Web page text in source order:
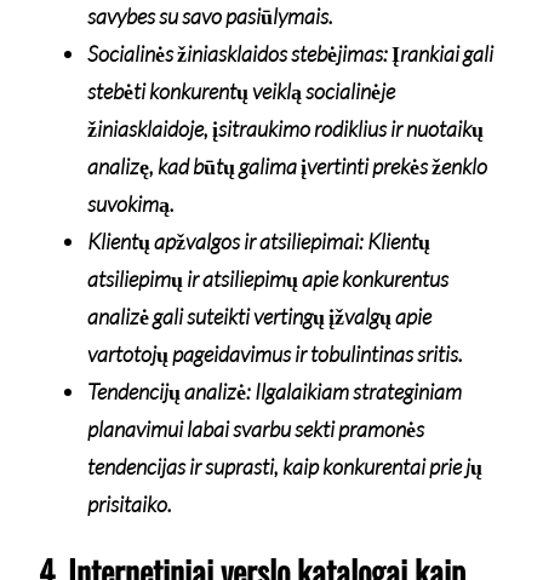
savybes su savo pasiūlymais.
Socialinės žiniasklaidos stebėjimas: Įrankiai gali
stebėti konkurentų veiklą socialinėje
žiniasklaidoje, įsitraukimo rodiklius ir nuotaikų
analizę, kad būtų galima įvertinti prekės ženklo
suvokimą.
Klientų apžvalgos ir atsiliepimai: Klientų
atsiliepimų ir atsiliepimų apie konkurentus
analizė gali suteikti vertingų įžvalgų apie
vartotojų pageidavimus ir tobulintinas sritis.
Tendencijų analizė: Ilgalaikiam strateginiam
planavimui labai svarbu sekti pramonės
tendencijas ir suprasti, kaip konkurentai prie jų
prisitaiko.